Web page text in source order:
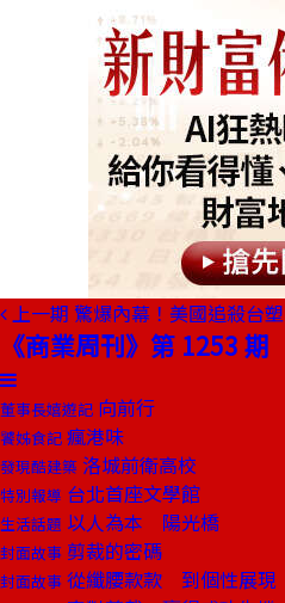
上一期 驚爆內幕！美國追殺台塑
《商業周刊》第 1253 期
董事長嬉遊記 向前行
饕姊食記 瘋港味
發現酷建築 洛城前衛高校
特別報導 台北首座文學館
生活話題 以人為本 陽光橋
封面故事 剪裁的密碼
封面故事 從纖腰款款 到個性展現